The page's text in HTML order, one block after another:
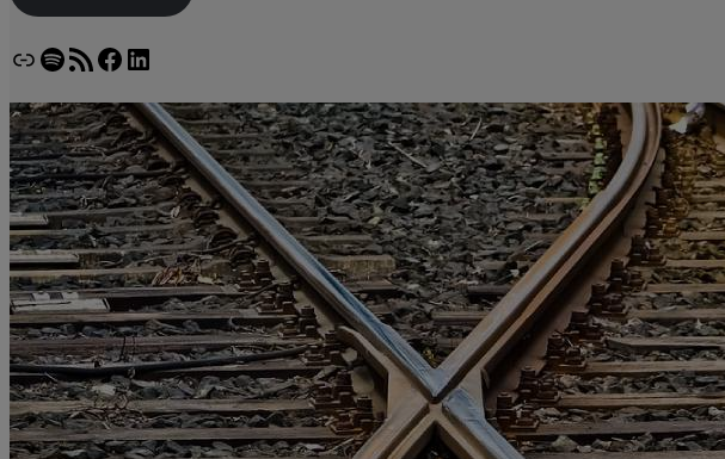
LienSpotify
Flux RSSFacebook
LinkedIn